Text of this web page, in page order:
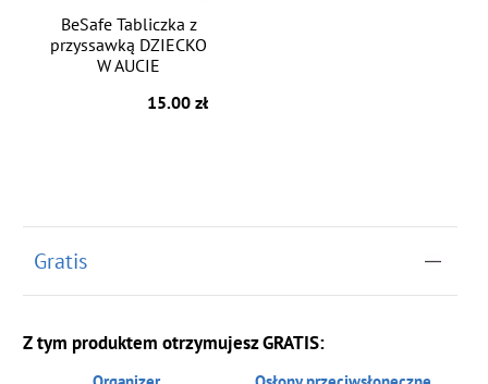
BeSafe Tabliczka z
przyssawką DZIECKO
W AUCIE
15.00 zł
Gratis
Z tym produktem otrzymujesz GRATIS: